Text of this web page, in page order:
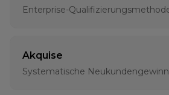
Enterprise-
Akquise
Systematische